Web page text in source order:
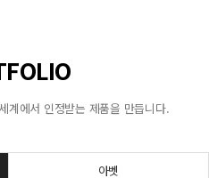
계에서 인정받는 제품을 만듭니다.
아벳